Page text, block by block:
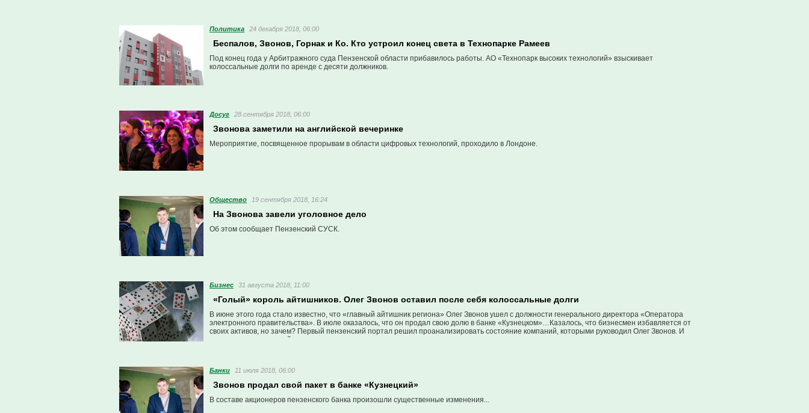
Политика 24 декабря 2018, 06:00
Беспалов, Звонов, Горнак и Ко. Кто устроил конец света в Технопарке Рамеев
Под конец года у Арбитражного суда Пензенской области прибавилось работы. АО «Технопарк высоких технологий» взыскивает
колоссальные долги по аренде с десяти должников.
Досуг 28 сентября 2018, 06:00
Звонова заметили на английской вечеринке
Мероприятие, посвященное прорывам в области цифровых технологий, проходило в Лондоне.
Общество 19 сентября 2018, 16:24
На Звонова завели уголовное дело
Об этом сообщает Пензенский СУСК.
Бизнес 31 августа 2018, 11:00
«Голый» король айтишников. Олег Звонов оставил после себя колоссальные долги
В июне этого года стало известно, что «главный айтишник региона» Олег Звонов ушел с должности генерального директора «Оператора
электронного правительства». В июле оказалось, что он продал свою долю в банке «Кузнецком»…Казалось, что бизнесмен избавляется от
своих активов, но зачем? Первый пензенский портал решил проанализировать состояние компаний, которыми руководил Олег Звонов. И
то, что нам удалось найти, мягко говоря, шокирует…
Банки 11 июля 2018, 06:00
Звонов продал свой пакет в банке «Кузнецкий»
В составе акционеров пензенского банка произошли существенные изменения...